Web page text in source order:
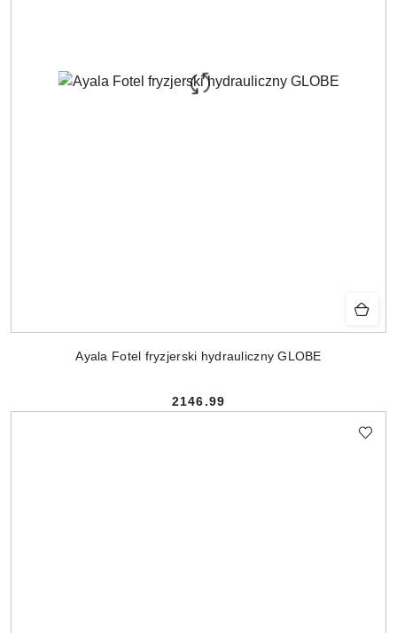
Ayala Fotel fryzjerski hydrauliczny GLOBE
Cena:
2146.99